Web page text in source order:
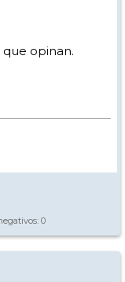
opinan.
0